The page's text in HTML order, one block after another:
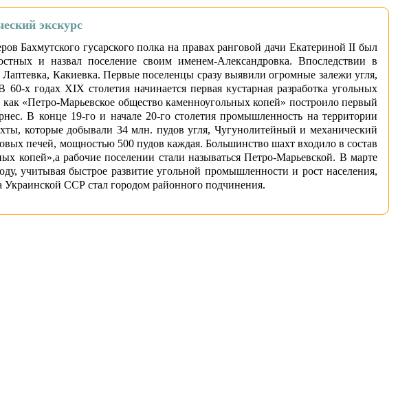
экскурс
Бахмутского гусарского полка на правах ранговой дачи Екатериной II был
и назвал поселение своим именем-Александровка. Впоследствии в
Какиевка. Первые поселенцы сразу выявили огромные залежи угля,
х годах XIX столетия начинается первая кустарная разработка угольных
«Петро-Марьевское общество каменноугольных копей» построило первый
В конце 19-го и начале 20-го столетия промышленность на территории
которые добывали 34 млн. пудов угля, Чугунолитейный и механический
печей, мощностью 500 пудов каждая. Большинство шахт входило в состав
копей»,а рабочие поселении стали называться Петро-Марьевской. В марте
учитывая быстрое развитие угольной промышленности и рост населения,
ССР стал городом районного подчинения.